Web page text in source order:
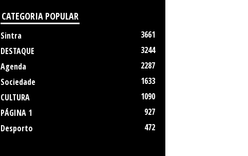
CATEGORIA POPULAR
Sintra
3661
DESTAQUE
3244
Agenda
2287
Sociedade
1633
CULTURA
1090
PÁGINA 1
927
Desporto
472